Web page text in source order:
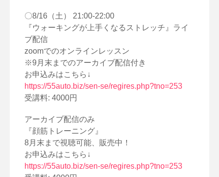
〇8/16（土） 21:00-22:00
『ウォーキングが上手くなるストレッチ』ライ
ブ配信
zoomでのオンラインレッスン
※9月末までのアーカイブ配信付き
お申込みはこちら↓
https://55auto.biz/sen-se/regires.php?tno=253
受講料: 4000円
アーカイブ配信のみ
『顔筋トレーニング』
8月末まで視聴可能、販売中！
お申込みはこちら↓
https://55auto.biz/sen-se/regires.php?tno=253